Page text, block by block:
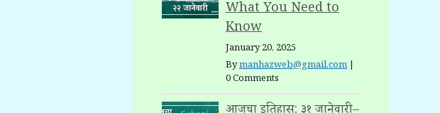
What You Need to
Know
January 20, 2025
Bymanhazweb@gmail.com
0 Comments